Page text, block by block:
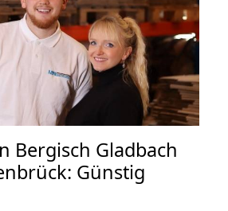
Bergisch Gladbach
Günstig